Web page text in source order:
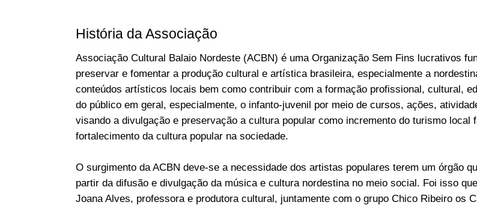
História da Associação
Associação Cultural Balaio Nordeste (ACBN) é uma Organização Sem Fins lucrativos
preservar e fomentar a produção cultural e artística brasileira, especialmente a
conteúdos artísticos locais bem como contribuir com a formação profissional, cultural,
do público em geral, especialmente, o infanto-juvenil por meio de cursos, ações,
visando a divulgação e preservação a cultura popular como incremento do turismo
fortalecimento da cultura popular na sociedade.
O surgimento da ACBN deve-se a necessidade dos artistas populares terem um órgão
partir da difusão e divulgação da música e cultura nordestina no meio social. Foi isso
Joana Alves, professora e produtora cultural, juntamente com o grupo Chico Ribeiro os